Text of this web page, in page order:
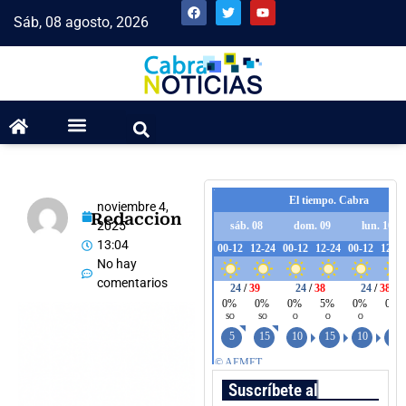
Sáb, 08 agosto, 2026
Redaccion
noviembre 4,
2025
13:04
No hay
comentarios
Suscríbete al boletín